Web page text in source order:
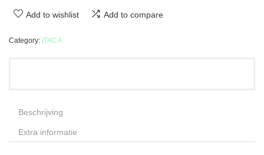
Add to wishlist Add to compare
Category: ITACA
Beschrijving
Extra informatie